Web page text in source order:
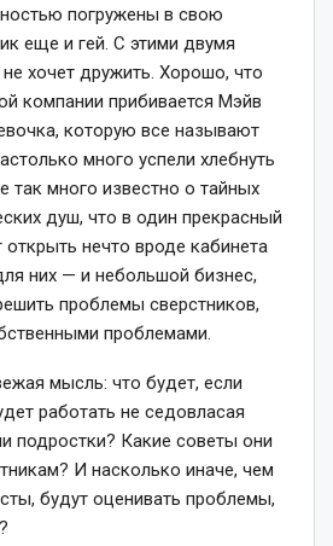
погружены в свою
еще и гей. С этими двумя
хочет дружить. Хорошо, что
компании прибивается Мэйв
которую все называют
много успели хлебнуть
так много известно о тайных
душ, что в один прекрасный
нечто вроде кабинета
них — и небольшой бизнес,
проблемы сверстников,
проблемами.
мысль: что будет, если
работать не седовласая
подростки? Какие советы они
И насколько иначе, чем
будут оценивать проблемы,